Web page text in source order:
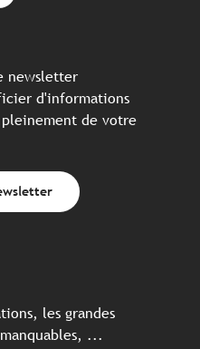
newsletter
d'informations
de votre
les grandes
...